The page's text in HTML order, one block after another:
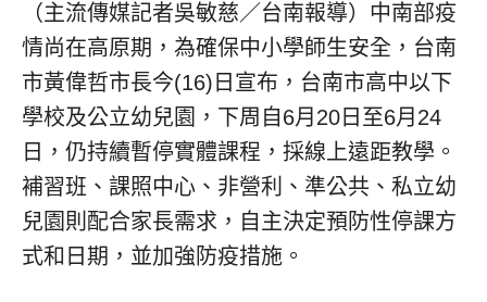
（主流傳媒記者吳敏慈／台南報導）中南部疫
情尚在高原期，為確保中小學師生安全，台南
市黃偉哲市長今(16)日宣布，台南市高中以下
學校及公立幼兒園，下周自6月20日至6月24
日，仍持續暫停實體課程，採線上遠距教學。
補習班、課照中心、非營利、準公共、私立幼
兒園則配合家長需求，自主決定預防性停課方
式和日期，並加強防疫措施。